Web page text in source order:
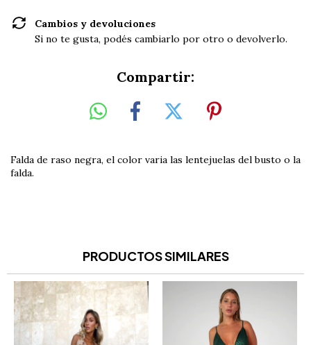
Cambios y devoluciones
Si no te gusta, podés cambiarlo por otro o devolverlo.
Compartir:
Falda de raso negra, el color varia las lentejuelas del busto o la
falda.
PRODUCTOS SIMILARES